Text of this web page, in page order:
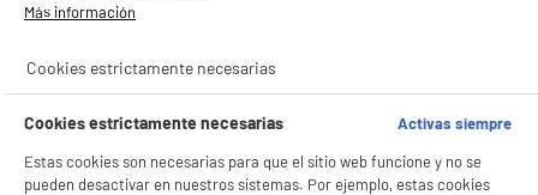
★★★★★
★★★★★
4.3/5(162)
9 €96
Más información
Cookies estrictamente necesarias
Cookies estrictamente necesarias
Activas siempre
Estas cookies son necesarias para que el sitio web funcione y no se
pueden desactivar en nuestros sistemas. Por ejemplo, estas cookies